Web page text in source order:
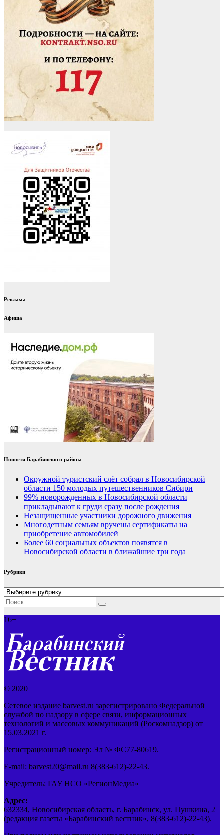
Реклама
Афиша
Новости Барабинского района
Окружной туристский слёт собрал в Новосибирской
области 150 молодых путешественников Сибири
99% новорожденных в Новосибирской области
прикладывают к груди сразу после рождения
Незащищенные участники дорожного движения
Многодетным семьям вручены сертификаты на
приобретение автомобилей
Более 60 социальных объектов появятся в
Новосибирской области в ближайшие три года
Рубрики
Рубрики
16+
© 2020
Сетевое издание barvest.ru зарегистрировано Федеральной
службой по надзору в сфере связи, информационных
технологий и массовых коммуникаций (Роскомнадзор) от
15.03.2021 г.
Регистрационный номер: Эл № ФС77-80619.
E-mail: barvest20@mail.ru 8(383-612)-22-43.
Учредитель: ГАУ НСО «РегионМедиа»
Адрес:
632334, Новосибирская область, г. Барабинск, ул. Пушкина, 2
(редакция газеты «Барабинский вестник», 8(383-612)-22-43).